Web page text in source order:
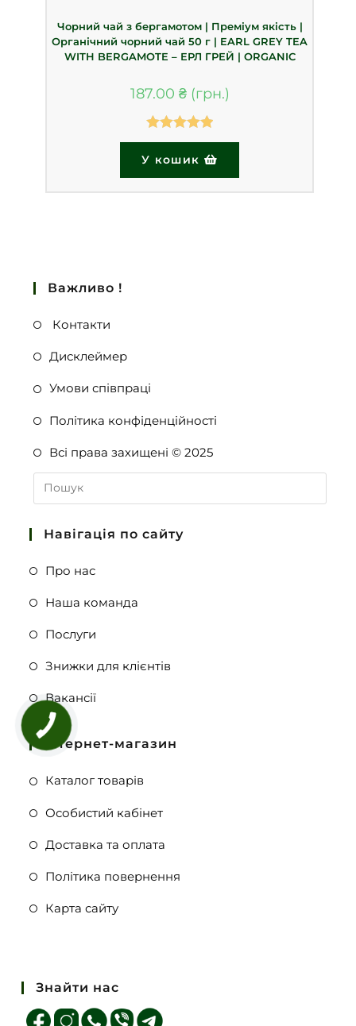
Чорний чай з бергамотом | Преміум якість |
Органічний чорний чай 50 г | EARL GREY TEA
WITH BERGAMOTE – ЕРЛ ГРЕЙ | ORGANIC
187.00 ₴
Оцінено в
5.00з 5
У кошик
Важливо !
Контакти
Дисклеймер
Умови співпраці
Політика конфіденційності
Всі права захищені © 2025
Навігація по сайту
Про нас
Наша команда
Послуги
Знижки для клієнтів
Вакансії
Інтернет-магазин
Каталог товарів
Особистий кабінет
Доставка та оплата
Політика повернення
Карта сайту
Знайти нас